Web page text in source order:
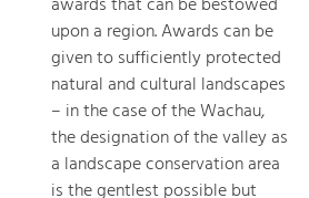
upon a region. Awards can be
given to sufficiently protected
natural and cultural landscapes
– in the case of the Wachau,
the designation of the valley as
a landscape conservation area
is the gentlest possible but